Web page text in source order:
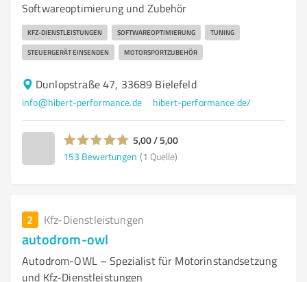
Softwareoptimierung und Zubehör
KFZ-DIENSTLEISTUNGEN SOFTWAREOPTIMIERUNG TUNING
STEUERGERÄT EINSENDEN MOTORSPORTZUBEHÖR
Dunlopstraße 47, 33689 Bielefeld
info@hibert-performance.de hibert-performance.de/
5,00 / 5,00
153 Bewertungen (1 Quelle)
2 Kfz-Dienstleistungen
autodrom-owl
Autodrom-OWL – Spezialist für Motorinstandsetzung
und Kfz-Dienstleistungen